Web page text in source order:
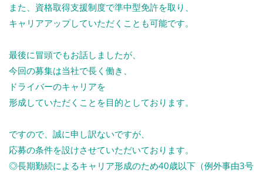
また、資格取得支援制度で準中型免許を取り、
キャリアアップしていただくことも可能です。
最後に冒頭でもお話しましたが、
今回の募集は当社で長く働き、
ドライバーのキャリアを
形成していただくことを目的としております。
ですので、誠に申し訳ないですが、
応募の条件を設けさせていただいております。
◎長期勤続によるキャリア形成のため40歳以下（例外事由3号